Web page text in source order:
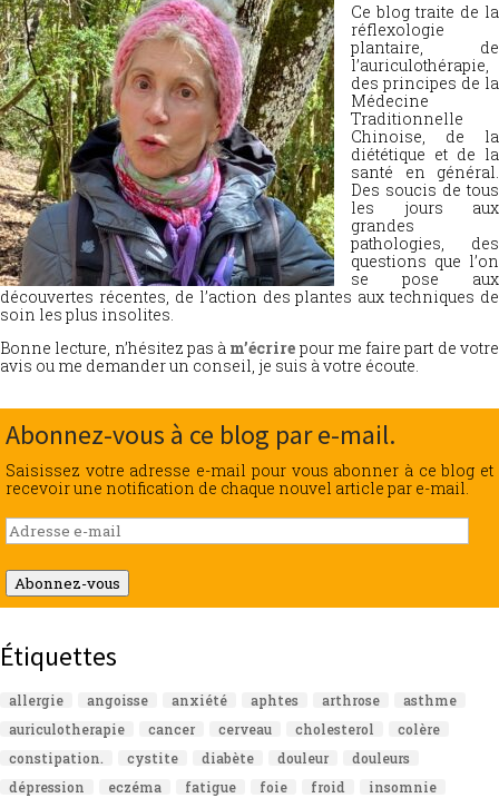
Ce blog traite de la
réflexologie
plantaire, de
l’auriculothérapie,
des principes de la
Médecine
Traditionnelle
Chinoise, de la
diététique et de la
santé en général.
Des soucis de tous
les jours aux
grandes
pathologies, des
questions que l’on
se pose aux
découvertes récentes, de l’action des plantes aux techniques de
soin les plus insolites.
Bonne lecture, n’hésitez pas à m’écrire pour me faire part de votre
avis ou me demander un conseil, je suis à votre écoute.
Abonnez-vous à ce blog par e-mail.
Saisissez votre adresse e-mail pour vous abonner à ce blog et
recevoir une notification de chaque nouvel article par e-mail.
Adresse
e-
mail
Abonnez-vous
Étiquettes
allergie angoisse anxiété aphtes arthrose
asthme
auriculotherapie
cancer cerveau cholesterol
colère
constipation.
cystite diabète douleur
douleurs
dépression
eczéma fatigue foie froid
insomnie